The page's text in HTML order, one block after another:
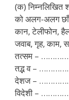
(क) निम्नलिखित
को अलग-अलग
कान, टेलीफोन,
जवाब, गृह, काम,
तत्सम –
तद्भ व –
देशज –
विदेशी –